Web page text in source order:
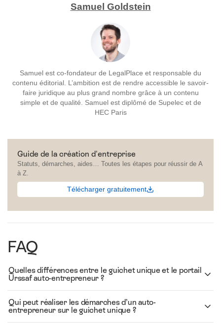
Samuel Goldstein
Samuel est co-fondateur de LegalPlace et responsable du
contenu éditorial. L’ambition est de rendre accessible le savoir-
faire juridique au plus grand nombre grâce à un contenu
simple et de qualité. Samuel est diplômé de Supelec et de
HEC Paris
Guide de la création d'entreprise
Statuts, démarches, aides… Toutes les étapes pour réussir de A
à Z.
Télécharger gratuitement
FAQ
Quelles différences entre le guichet unique et le portail
Urssaf auto-entrepreneur ?
Qui peut réaliser les démarches d’un auto-
entrepreneur sur le guichet unique ?